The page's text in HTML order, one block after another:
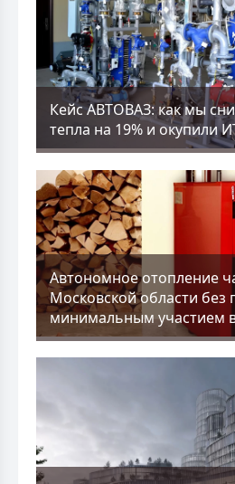
Кейс АВТОВАЗ: как мы
тепла на 19% и окупили
Aвтономное отопление
Московской области без
минимальным участием